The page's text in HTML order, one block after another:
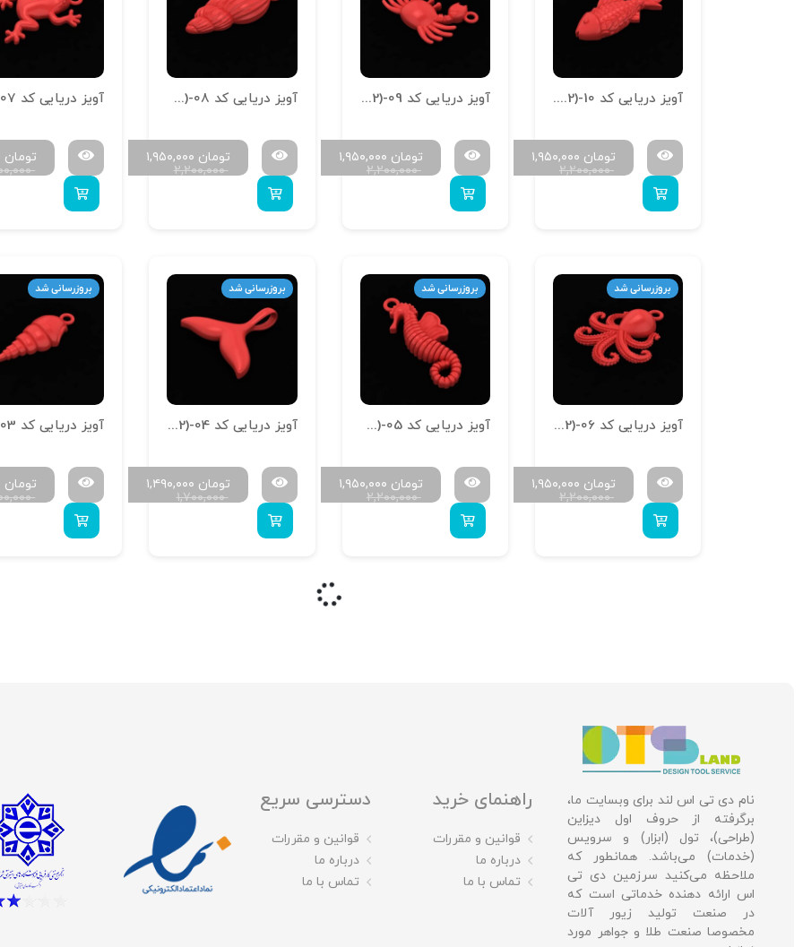
آویز دریایی کد A-Daryaei (1.2)-10
۲,۲۰۰,۰۰۰
۱,۹۵۰,۰۰۰ تومان
آویز دریایی کد A-Daryaei (1.2)-09
۲,۲۰۰,۰۰۰
۱,۹۵۰,۰۰۰ تومان
آویز دریایی کد A-Daryaei (1.2)-08
۲,۲۰۰,۰۰۰
۱,۹۵۰,۰۰۰ تومان تومان
بروزرسانی شد
آویز دریایی کد A-Daryaei (1.2)-06
۲,۲۰۰,۰۰۰
۱,۹۵۰,۰۰۰ تومان
بروزرسانی شد
آویز دریایی کد A-Daryaei (1.2)-05
۲,۲۰۰,۰۰۰
۱,۹۵۰,۰۰۰ تومان
بروزرسانی شد
آویز دریایی کد A-Daryaei (1.2)-04
۱,۷۰۰,۰۰۰
۱,۴۹۰,۰۰۰ تومان
بروزرسانی شد
تومان
نام دی تی اس لند برای وبسایت ما،
برگرفته از حروف اول دیزاین
(طراحی)، تول (ابزار) و سرویس
(خدمات) می‌باشد. همانطور که
ملاحظه می‌کنید سرزمین دی تی
اس ارائه دهنده خدماتی است که
در صنعت تولید زیور آلات
مخصوصا صنعت طلا و جواهر مورد
راهنمای خرید
قوانین و مقررات
درباره ما
تماس با ما
دسترسی سریع
قوانین و مقررات
درباره ما
تماس با ما